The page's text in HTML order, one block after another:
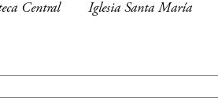
Central Iglesia Santa María